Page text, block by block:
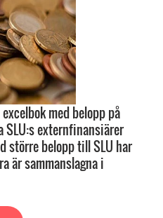
med belopp på
SLU:s externfinansiärer
större belopp till SLU har
är sammanslagna i